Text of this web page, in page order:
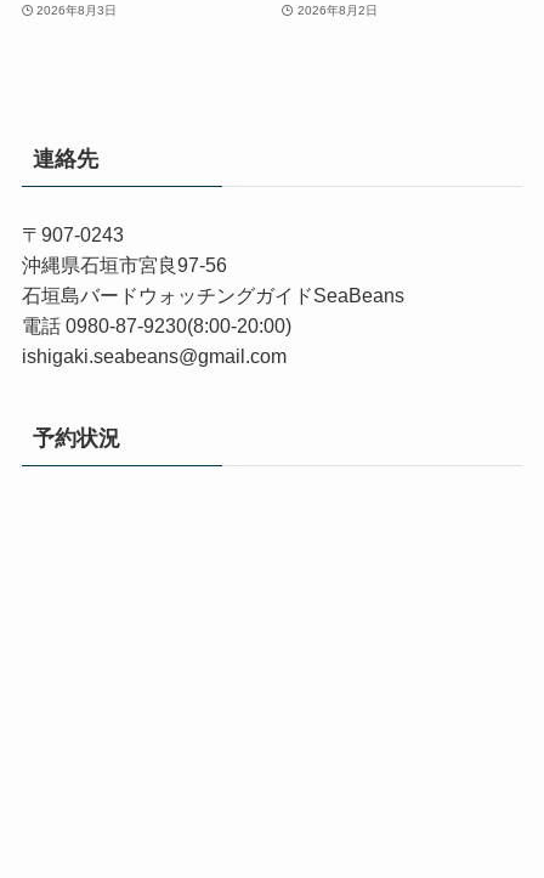
2026年8月3日 2026年8月2日
連絡先
〒907-0243
沖縄県石垣市宮良97-56
石垣島バードウォッチングガイドSeaBeans
電話 0980-87-9230(8:00-20:00)
ishigaki.seabeans@gmail.com
予約状況